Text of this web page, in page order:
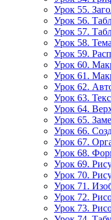
Урок 55.
Урок 56.
Урок 57.
Урок 58.
Урок 59.
Урок 60.
Урок 61.
Урок 62.
Урок 63.
Урок 64.
Урок 65.
Урок 66.
Урок 67.
Урок 68.
Урок 69.
Урок 70.
Урок 71.
Урок 72.
Урок 73.